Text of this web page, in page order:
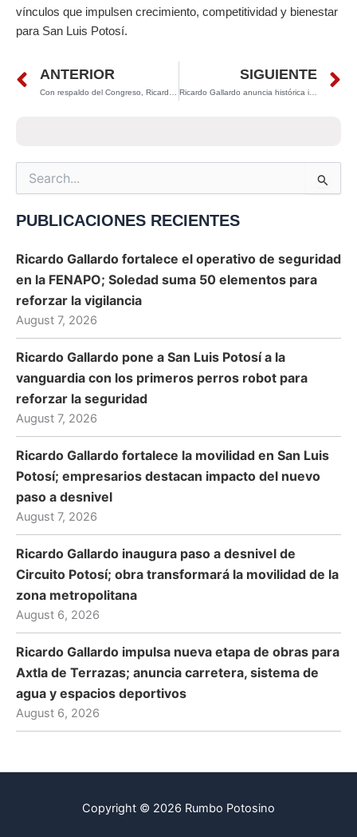
vínculos que impulsen crecimiento, competitividad y bienestar
para San Luis Potosí.
Prev
ANTERIOR SIGUIENTE
Ricardo Gallardo anuncia histórica inversión millonaria que transformará el futuro de San Luis Potosí
Search
for:
PUBLICACIONES RECIENTES
Ricardo Gallardo fortalece el operativo de seguridad
en la FENAPO; Soledad suma 50 elementos para
reforzar la vigilancia
August 7, 2026
Ricardo Gallardo pone a San Luis Potosí a la
vanguardia con los primeros perros robot para
reforzar la seguridad
August 7, 2026
Ricardo Gallardo fortalece la movilidad en San Luis
Potosí; empresarios destacan impacto del nuevo
paso a desnivel
August 7, 2026
Ricardo Gallardo inaugura paso a desnivel de
Circuito Potosí; obra transformará la movilidad de la
zona metropolitana
August 6, 2026
Ricardo Gallardo impulsa nueva etapa de obras para
Axtla de Terrazas; anuncia carretera, sistema de
agua y espacios deportivos
August 6, 2026
Copyright © 2026 Rumbo Potosino